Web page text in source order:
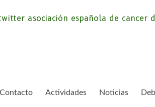
Española de
Española de Pacientes de
de lucro que pretendemos
Contacto Actividades Noticias